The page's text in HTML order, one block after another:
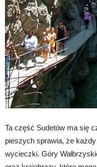
Ta część Sudetów ma się
pieszych sprawia, że
wycieczki. Góry